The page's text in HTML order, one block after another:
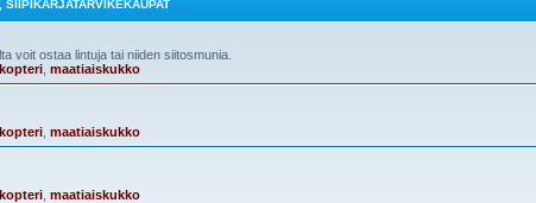
SIIPIKARJATARVIKEKAUPAT
voit ostaa lintuja tai niiden siitosmunia.
maatiaiskukko
maatiaiskukko
maatiaiskukko